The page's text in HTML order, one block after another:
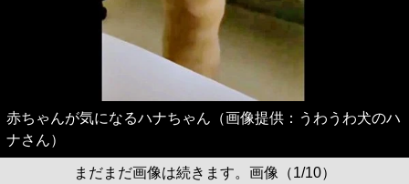
赤ちゃんが気になるハナちゃん（画像提供：うわうわ犬のハ
ナさん）
まだまだ画像は続きます。画像（1/10）